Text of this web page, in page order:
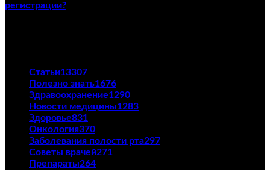
регистрации?
Статьи13307
Полезно знать1676
Здравоохранение1290
Новости медицины1283
Здоровье831
Онкология370
Заболевания полости рта297
Советы врачей271
Препараты264